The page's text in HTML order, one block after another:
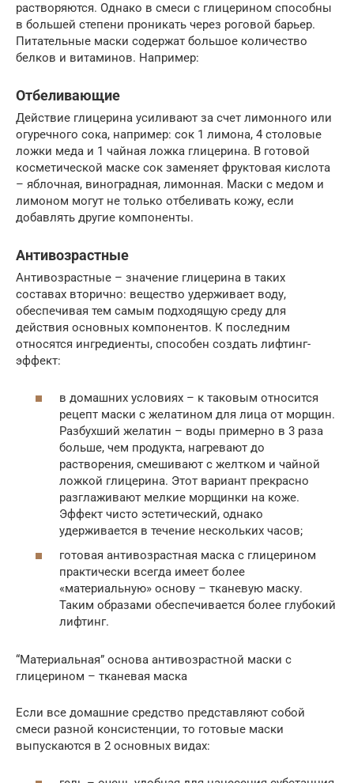
растворяются. Однако в смеси с глицерином способны
в большей степени проникать через роговой барьер.
Питательные маски содержат большое количество
белков и витаминов. Например:
Отбеливающие
Действие глицерина усиливают за счет лимонного или
огуречного сока, например: сок 1 лимона, 4 столовые
ложки меда и 1 чайная ложка глицерина. В готовой
косметической маске сок заменяет фруктовая кислота
– яблочная, виноградная, лимонная. Маски с медом и
лимоном могут не только отбеливать кожу, если
добавлять другие компоненты.
Антивозрастные
Антивозрастные – значение глицерина в таких
составах вторично: вещество удерживает воду,
обеспечивая тем самым подходящую среду для
действия основных компонентов. К последним
относятся ингредиенты, способен создать лифтинг-
эффект:
в домашних условиях – к таковым относится
рецепт маски с желатином для лица от морщин.
Разбухший желатин – воды примерно в 3 раза
больше, чем продукта, нагревают до
растворения, смешивают с желтком и чайной
ложкой глицерина. Этот вариант прекрасно
разглаживают мелкие морщинки на коже.
Эффект чисто эстетический, однако
удерживается в течение нескольких часов;
готовая антивозрастная маска с глицерином
практически всегда имеет более
«материальную» основу – тканевую маску.
Таким образами обеспечивается более глубокий
лифтинг.
“Материальная” основа антивозрастной маски с
глицерином – тканевая маска
Если все домашние средство представляют собой
смеси разной консистенции, то готовые маски
выпускаются в 2 основных видах: